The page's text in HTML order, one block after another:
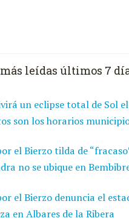
leídas últimos 7
un eclipse total de Sol
son los horarios
el Bierzo tilda de
no se ubique en
el Bierzo denuncia el
en Albares de la Ribera